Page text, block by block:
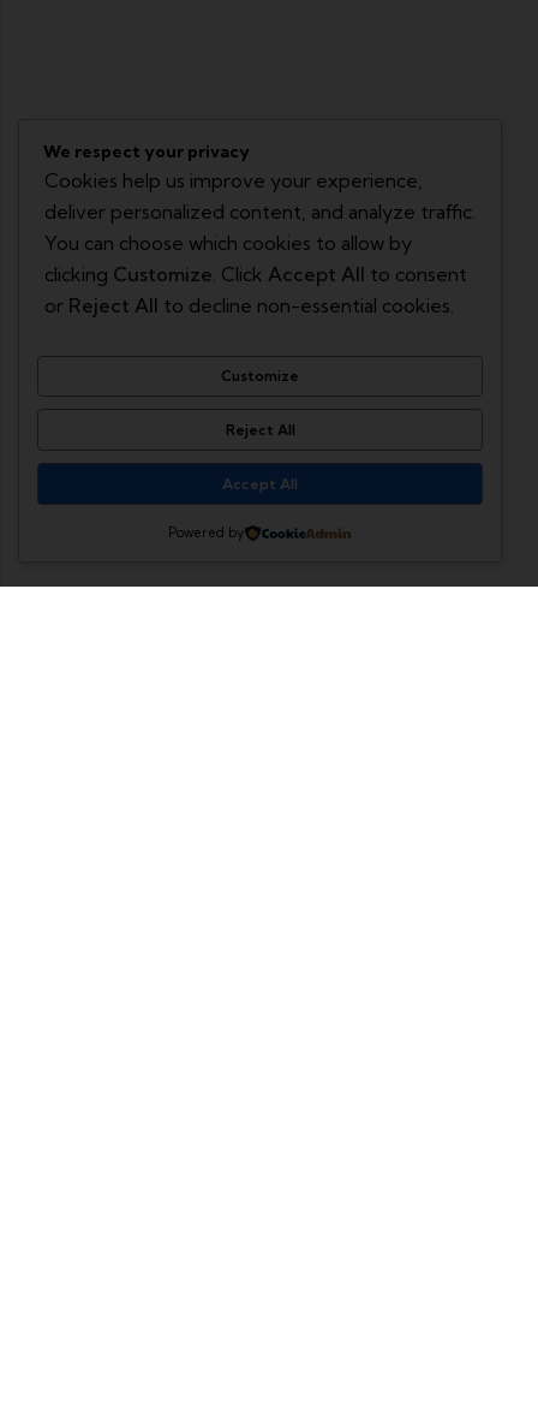
We respect your privacy
Cookies help us improve your experience,
deliver personalized content, and analyze traffic.
You can choose which cookies to allow by
clicking Customize . Click Accept All to consent
or Reject All to decline non-essential cookies.
Customize
Reject All
Accept All
Powered by